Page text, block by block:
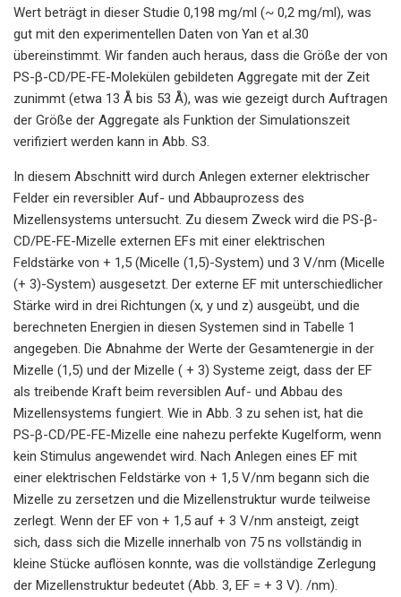
Wert beträgt in dieser Studie 0,198 mg/ml (~ 0,2 mg/ml), was
gut mit den experimentellen Daten von Yan et al.30
übereinstimmt. Wir fanden auch heraus, dass die Größe der von
PS-β-CD/PE-FE-Molekülen gebildeten Aggregate mit der Zeit
zunimmt (etwa 13 Å bis 53 Å), was wie gezeigt durch Auftragen
der Größe der Aggregate als Funktion der Simulationszeit
verifiziert werden kann in Abb. S3.
In diesem Abschnitt wird durch Anlegen externer elektrischer
Felder ein reversibler Auf- und Abbauprozess des
Mizellensystems untersucht. Zu diesem Zweck wird die PS-β-
CD/PE-FE-Mizelle externen EFs mit einer elektrischen
Feldstärke von + 1,5 (Micelle (1,5)-System) und 3 V/nm (Micelle
(+ 3)-System) ausgesetzt. Der externe EF mit unterschiedlicher
Stärke wird in drei Richtungen (x, y und z) ausgeübt, und die
berechneten Energien in diesen Systemen sind in Tabelle 1
angegeben. Die Abnahme der Werte der Gesamtenergie in der
Mizelle (1,5) und der Mizelle ( + 3) Systeme zeigt, dass der EF
als treibende Kraft beim reversiblen Auf- und Abbau des
Mizellensystems fungiert. Wie in Abb. 3 zu sehen ist, hat die
PS-β-CD/PE-FE-Mizelle eine nahezu perfekte Kugelform, wenn
kein Stimulus angewendet wird. Nach Anlegen eines EF mit
einer elektrischen Feldstärke von + 1,5 V/nm begann sich die
Mizelle zu zersetzen und die Mizellenstruktur wurde teilweise
zerlegt. Wenn der EF von + 1,5 auf + 3 V/nm ansteigt, zeigt
sich, dass sich die Mizelle innerhalb von 75 ns vollständig in
kleine Stücke auflösen konnte, was die vollständige Zerlegung
der Mizellenstruktur bedeutet (Abb. 3, EF = + 3 V). /nm).